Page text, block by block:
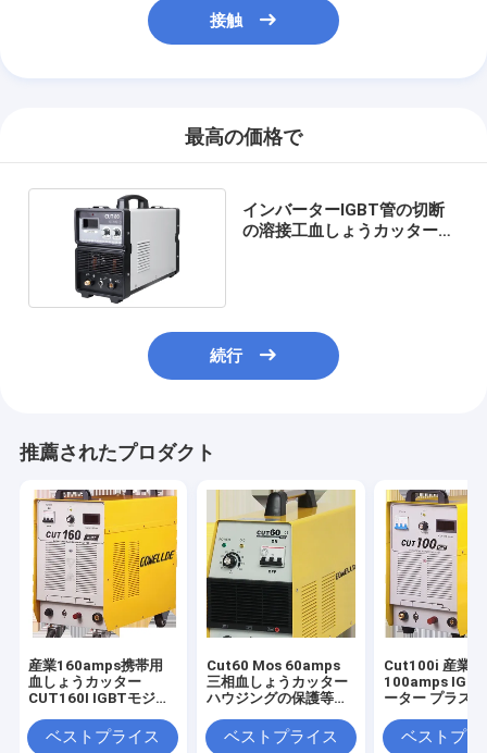
接触
最高の価格で
インバーターIGBT管の切断
の溶接工血しょうカッターの
続行
推薦されたプロダクト
産業160amps携帯用
血しょうカッター
CUT160I IGBTモジュ
ベストプライス
Cut60 Mos 60amps
三相血しょうカッター
ハウジングの保護等級
ベストプライス
Cut100i 産業用
100amps
ーター プラズ
ベストプラ